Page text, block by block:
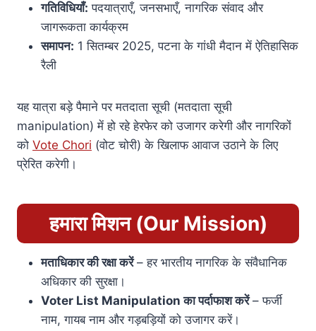
गतिविधियाँ: पदयात्राएँ, जनसभाएँ, नागरिक संवाद और
जागरूकता कार्यक्रम
समापन: 1 सितम्बर 2025, पटना के गांधी मैदान में ऐतिहासिक
रैली
यह यात्रा बड़े पैमाने पर मतदाता सूची (मतदाता सूची
manipulation) में हो रहे हेरफेर को उजागर करेगी और नागरिकों
को Vote Chori (वोट चोरी) के खिलाफ आवाज उठाने के लिए
प्रेरित करेगी।
हमारा मिशन (Our Mission)
मताधिकार की रक्षा करें– हर भारतीय नागरिक के संवैधानिक
अधिकार की सुरक्षा।
Voter List Manipulation का पर्दाफाश करें– फर्जी
नाम, गायब नाम और गड़बड़ियों को उजागर करें।